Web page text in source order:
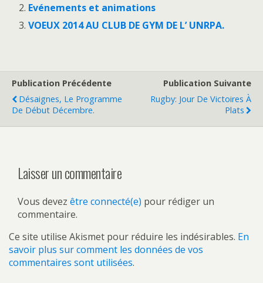
Evénements et animations
VOEUX 2014 AU CLUB DE GYM DE L’ UNRPA.
Publication Précédente
Désaignes, Le Programme
De Début Décembre.
Publication Suivante
Rugby: Jour De Victoires À
Plats
Laisser un commentaire
Vous devez être connecté(e) pour rédiger un
commentaire.
Ce site utilise Akismet pour réduire les indésirables. En
savoir plus sur comment les données de vos
commentaires sont utilisées.